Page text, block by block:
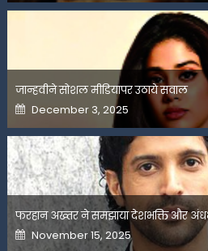
जान्हवीने सोशल मीडियापर उठाये सवाल
Posted
on
December 3, 2025
फरहान अख्तर ने समझाया देशभक्ति और
Posted
on
November 15, 2025